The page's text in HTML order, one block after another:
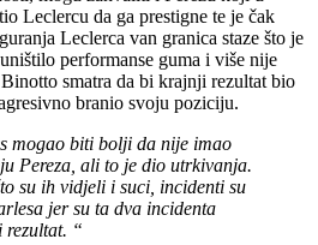
Leclercu da ga prestigne te je čak
Leclerca van granica staze što je
performanse guma i više nije
smatra da bi krajnji rezultat bio
branio svoju poziciju.
mogao biti bolji da nije imao
Pereza, ali to je dio utrkivanja.
su ih vidjeli i suci, incidenti su
jer su ta dva incidenta
“